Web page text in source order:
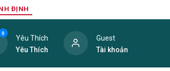
ĐỊNH
0
Yêu Thích
Yêu Thích
Guest
Tài khoản